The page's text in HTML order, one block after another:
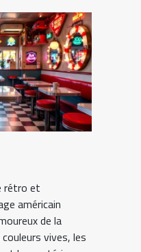
rétro et
américain
de la
vives, les